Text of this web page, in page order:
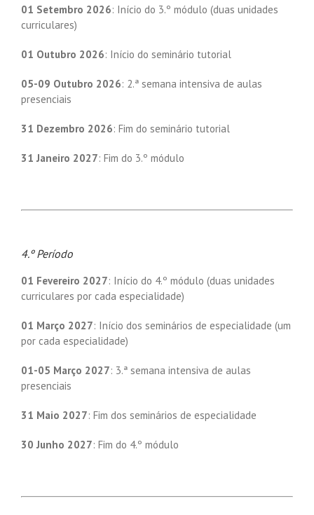
01 Setembro 2026: Início do 3.º módulo (duas unidades
curriculares)
01 Outubro 2026: Início do seminário tutorial
05-09 Outubro 2026: 2.ª semana intensiva de aulas
presenciais
31 Dezembro 2026: Fim do seminário tutorial
31 Janeiro 2027: Fim do 3.º módulo
4.º Período
01 Fevereiro 2027: Início do 4.º módulo (duas unidades
curriculares por cada especialidade)
01 Março 2027: Início dos seminários de especialidade (um
por cada especialidade)
01-05 Março 2027: 3.ª semana intensiva de aulas
presenciais
31 Maio 2027: Fim dos seminários de especialidade
30 Junho 2027: Fim do 4.º módulo